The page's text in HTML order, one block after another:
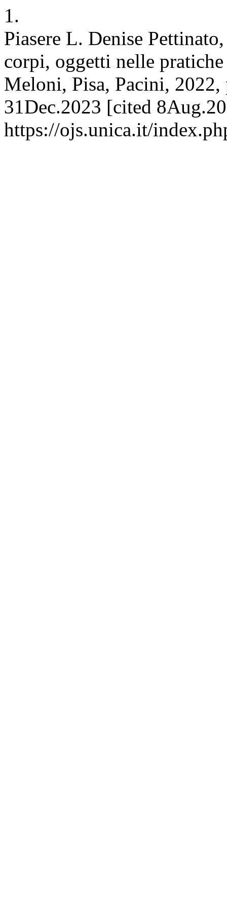
1.
Piasere L. Denise
corpi, oggetti nelle
Meloni, Pisa, Pacini,
31Dec.2023 [cited
https://ojs.unica.it/